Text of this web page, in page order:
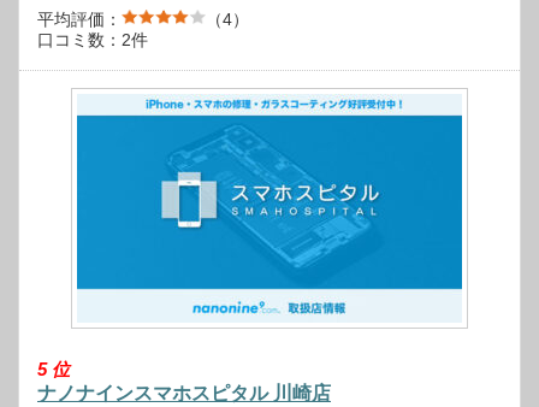
平均評価：
（4）
口コミ数：2件
5位
ナノナインスマホスピタル 川崎店